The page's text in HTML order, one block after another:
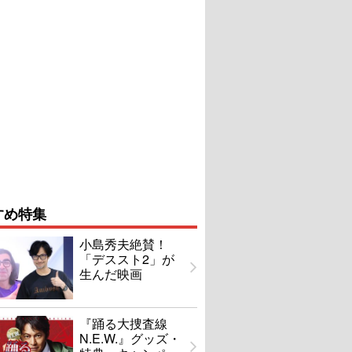
特集
小島秀夫絶賛！
「デススト2」が
生んだ映画
『踊る大捜査線
N.E.W.』グッズ・